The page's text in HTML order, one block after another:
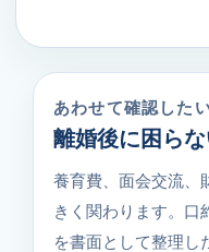
あわせて確認した
離婚後に困ら
養育費、面会交流、
きく関わります。口
を書面として整理し